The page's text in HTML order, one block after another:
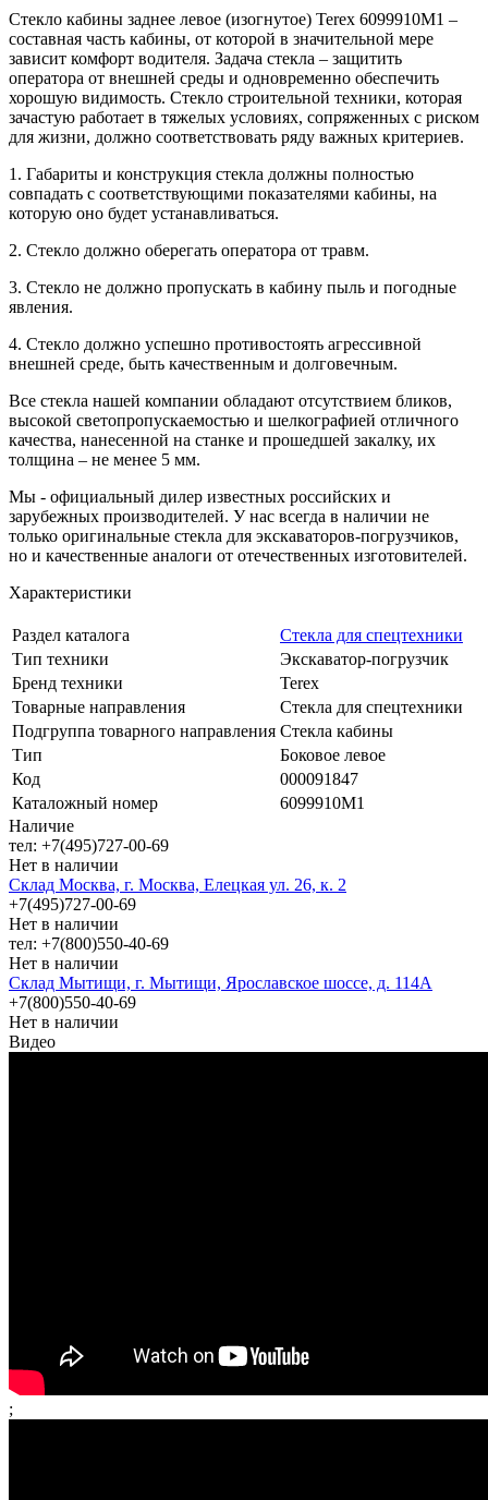
Стекло кабины заднее левое (изогнутое) Terex 6099910М1 –
составная часть кабины, от которой в значительной мере
зависит комфорт водителя. Задача стекла – защитить
оператора от внешней среды и одновременно обеспечить
хорошую видимость. Стекло строительной техники, которая
зачастую работает в тяжелых условиях, сопряженных с риском
для жизни, должно соответствовать ряду важных критериев.
1. Габариты и конструкция стекла должны полностью
совпадать с соответствующими показателями кабины, на
которую оно будет устанавливаться.
2. Стекло должно оберегать оператора от травм.
3. Стекло не должно пропускать в кабину пыль и погодные
явления.
4. Стекло должно успешно противостоять агрессивной
внешней среде, быть качественным и долговечным.
Все стекла нашей компании обладают отсутствием бликов,
высокой светопропускаемостью и шелкографией отличного
качества, нанесенной на станке и прошедшей закалку, их
толщина – не менее 5 мм.
Мы - официальный дилер известных российских и
зарубежных производителей. У нас всегда в наличии не
только оригинальные стекла для экскаваторов-погрузчиков,
но и качественные аналоги от отечественных изготовителей.
Характеристики
Раздел каталога
Стекла для спецтехники
Тип техники
Экскаватор-погрузчик
Бренд техники
Terex
Товарные направления
Стекла для спецтехники
Подгруппа товарного направления Стекла кабины
Тип
Боковое левое
Код
000091847
Каталожный номер
6099910М1
Наличие
тел: +7(495)727-00-69
Нет в наличии
Склад Москва, г. Москва, Елецкая ул. 26, к. 2
+7(495)727-00-69
Нет в наличии
тел: +7(800)550-40-69
Нет в наличии
Склад Мытищи, г. Мытищи, Ярославское шоссе, д. 114А
+7(800)550-40-69
Нет в наличии
Видео
;